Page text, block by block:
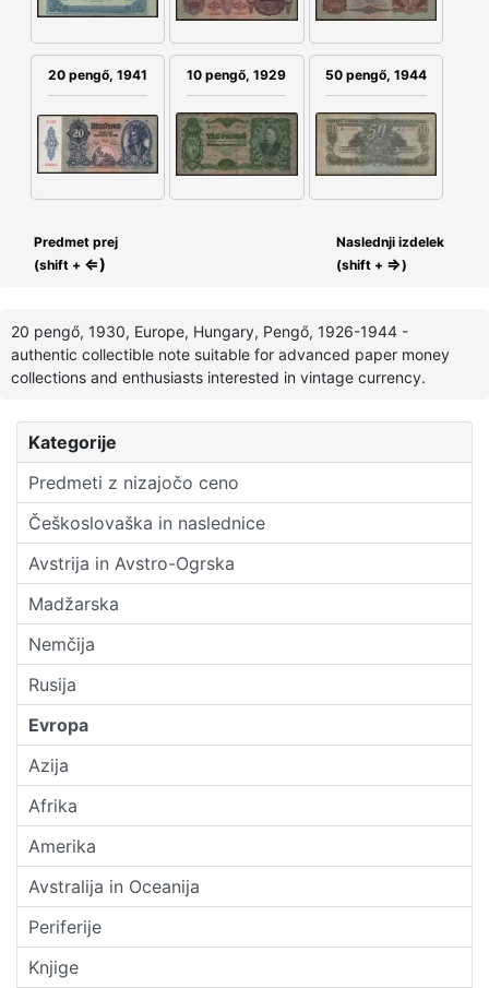
Kategorije
Predmeti z nizajočo ceno
Češkoslovaška in naslednice
Avstrija in Avstro-Ogrska
Madžarska
Nemčija
Rusija
Evropa
Azija
Afrika
Amerika
Avstralija in Oceanija
Periferije
Knjige
20 pengő, 1941 10 pengő, 1929 50 pengő, 1944
Predmet prej
(shift + ⇐)
Naslednji izdelek
(shift + ⇒)
20 pengő, 1930, Europe, Hungary, Pengő, 1926-1944 -
authentic collectible note suitable for advanced paper money
collections and enthusiasts interested in vintage currency.